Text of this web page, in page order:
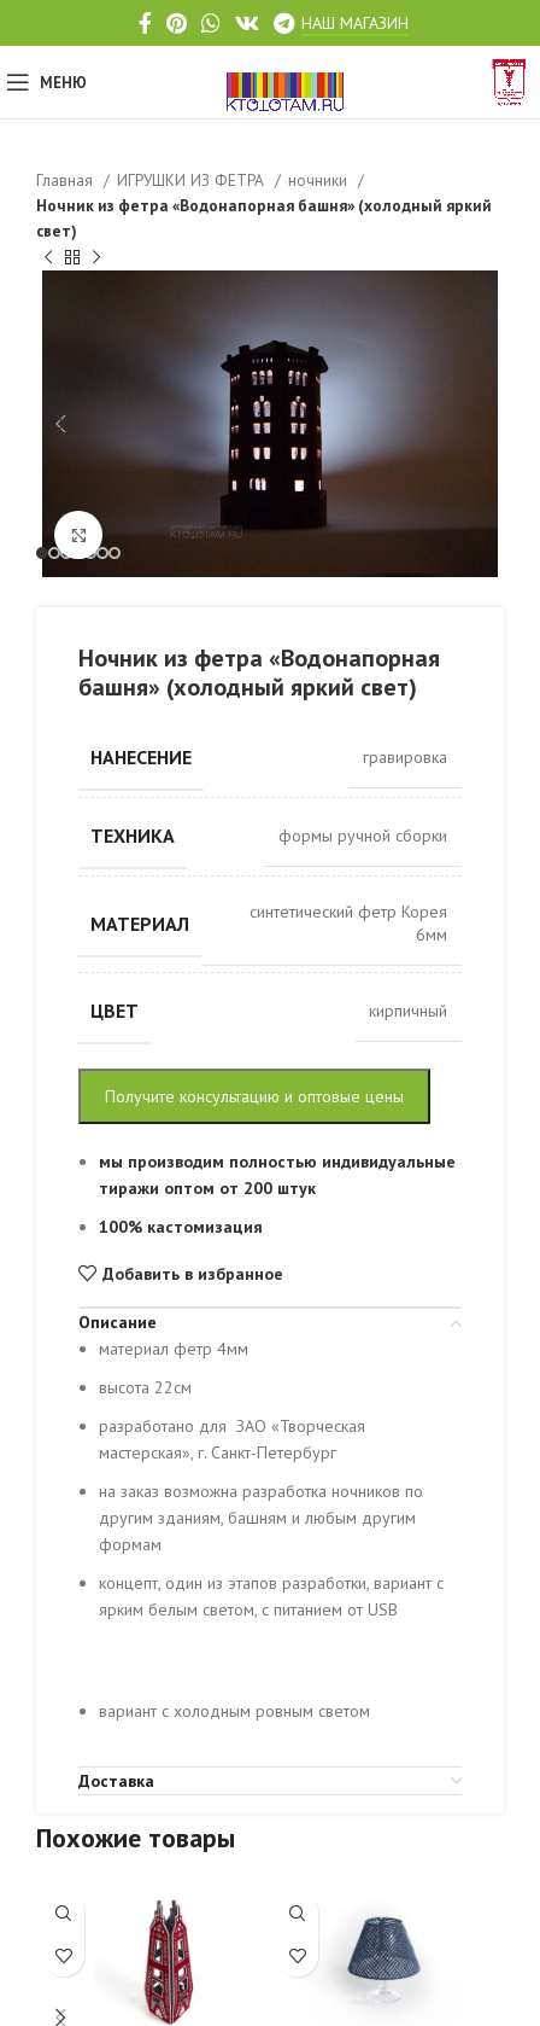
НАШ МАГАЗИН
МЕНЮ
Главная ИГРУШКИ ИЗ ФЕТРА
ночники
Ночник из фетра «Водонапорная башня» (холодный яркий
свет)
Click to enlarge
Ночник из фетра «Водонапорная
башня» (холодный яркий свет)
НАНЕСЕНИЕ гравировка
ТЕХНИКА формы ручной сборки
МАТЕРИАЛ
синтетический фетр Корея
6мм
ЦВЕТ кирпичный
Получите консультацию и оптовые цены
мы производим полностью индивидуальные
тиражи оптом от 200 штук
100% кастомизация
Добавить в избранное
Описание
материал фетр 4мм
высота 22см
разработано для ЗАО «Творческая
мастерская», г. Санкт-Петербург
на заказ возможна разработка ночников по
другим зданиям, башням и любым другим
формам
концепт, один из этапов разработки, вариант с
ярким белым светом, с питанием от USB
вариант с холодным ровным светом
Доставка
Похожие товары